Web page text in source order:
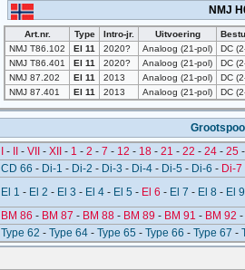
NMJ
Art.nr. Type Intro-jr. Uitvoering
NMJ T86.102
El 11 2020? Analoog (21-pol) DC
NMJ T86.401
El 11 2020? Analoog (21-pol) DC
NMJ 87.202
El 11 2013 Analoog (21-pol) DC
NMJ 87.401
El 11 2013 Analoog (21-pol) DC
- - VII - XII - 1 - 2 - 7 - 12 - 18- 21 - 22 - 24- 25-
CD 66 - Di-1 - Di-2 - Di-3 - Di-4- Di-5 - Di-6 - Di-7
El 1 - El 2 - El 3 - El 4- El 5 - El 6 - El 7 - El 8- El 9
BM 86 - BM 87 - BM 88- BM 89 - BM 91 - BM 92 -
Type 62 - Type 64- Type 65 - Type 66 - Type 67 -